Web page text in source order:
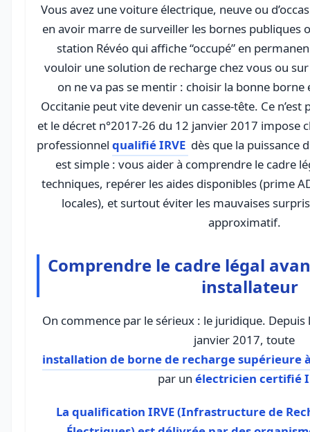
Vous avez une voiture électrique, neuve ou
en avoir marre de surveiller les bornes publiques
station Révéo qui affiche “occupé” en
vouloir une solution de recharge chez vous ou
on ne va pas se mentir : choisir la bonne
Occitanie peut vite devenir un casse-tête. Ce n’est
et le décret n°2017-26 du 12 janvier 2017 impose
professionnel qualifié IRVE dès que la puissance
est simple : vous aider à comprendre le cadre
techniques, repérer les aides disponibles (prime
locales), et surtout éviter les mauvaises
approximatif.
Comprendre le cadre légal
installateur
On commence par le sérieux : le juridique.
installation de borne de recharge supérieure
par un électricien certifié
La qualification IRVE (Infrastructure de